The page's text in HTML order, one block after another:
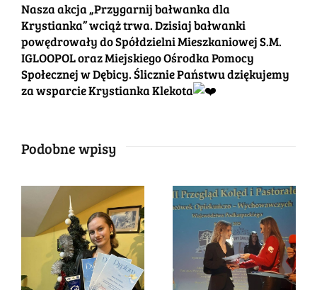
Nasza akcja „Przygarnij bałwanka dla
Krystianka” wciąż trwa. Dzisiaj bałwanki
powędrowały do Spółdzielni Mieszkaniowej S.M.
IGLOOPOL oraz Miejskiego Ośrodka Pomocy
Społecznej w Dębicy. Ślicznie Państwu dziękujemy
za wsparcie Krystianka Klekota
Podobne wpisy